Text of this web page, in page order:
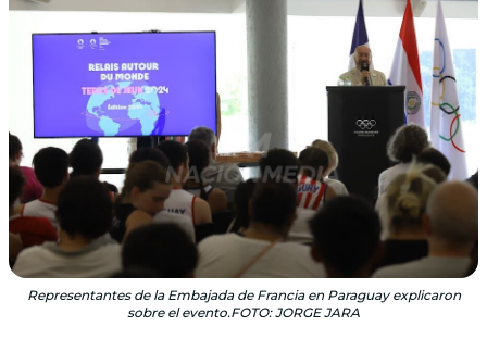
Representantes de la Embajada de Francia en Paraguay explicaron
sobre el evento.FOTO: JORGE JARA